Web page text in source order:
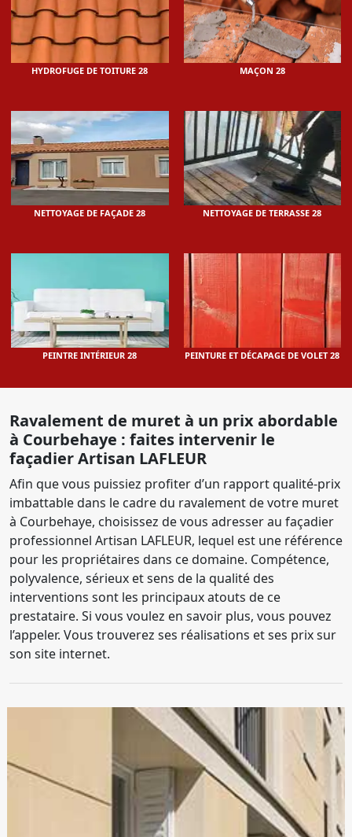
HYDROFUGE DE TOITURE 28 MAÇON 28
NETTOYAGE DE FAÇADE 28 NETTOYAGE DE TERRASSE 28
PEINTRE INTÉRIEUR 28 PEINTURE ET DÉCAPAGE DE VOLET 28
Ravalement de muret à un prix abordable
à Courbehaye : faites intervenir le
façadier Artisan LAFLEUR
Afin que vous puissiez profiter d’un rapport qualité-prix
imbattable dans le cadre du ravalement de votre muret
à Courbehaye, choisissez de vous adresser au façadier
professionnel Artisan LAFLEUR, lequel est une référence
pour les propriétaires dans ce domaine. Compétence,
polyvalence, sérieux et sens de la qualité des
interventions sont les principaux atouts de ce
prestataire. Si vous voulez en savoir plus, vous pouvez
l’appeler. Vous trouverez ses réalisations et ses prix sur
son site internet.